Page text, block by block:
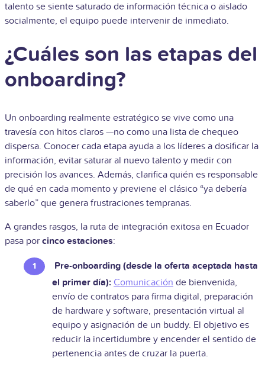
talento se siente saturado de información técnica o aislado
socialmente, el equipo puede intervenir de inmediato.
¿Cuáles son las etapas del
onboarding?
Un onboarding realmente estratégico se vive como una
travesía con hitos claros —no como una lista de chequeo
dispersa. Conocer cada etapa ayuda a los líderes a dosificar la
información, evitar saturar al nuevo talento y medir con
precisión los avances. Además, clarifica quién es responsable
de qué en cada momento y previene el clásico “ya debería
saberlo” que genera frustraciones tempranas.
A grandes rasgos, la ruta de integración exitosa en Ecuador
pasa por cinco estaciones:
Pre-onboarding (desde la oferta aceptada hasta
el primer día): Comunicación de bienvenida,
envío de contratos para firma digital, preparación
de hardware y software, presentación virtual al
equipo y asignación de un buddy. El objetivo es
reducir la incertidumbre y encender el sentido de
pertenencia antes de cruzar la puerta.